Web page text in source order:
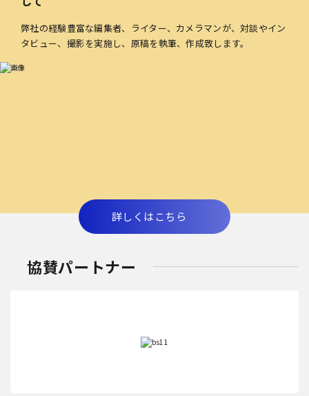
弊社の経験豊富な編集者、ライター、カメラマンが、対談やイン
タビュー、撮影を実施し、原稿を執筆、作成致します。
詳しくはこちら
協賛パートナー